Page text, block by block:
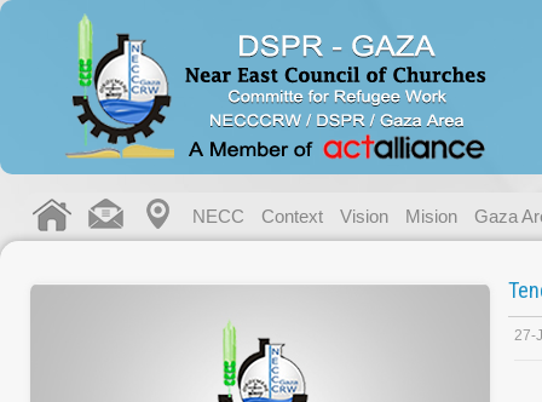
NECC Context Vision Mision Gaza
27-